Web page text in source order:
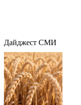
Дайджест СМИ